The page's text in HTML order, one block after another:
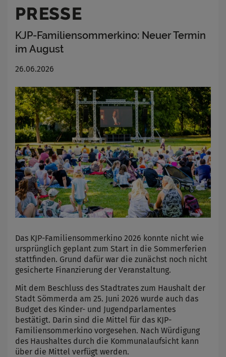
PRESSE
KJP-Familiensommerkino: Neuer Termin
im August
26.06.2026
Das KJP-Familiensommerkino 2026 konnte nicht wie
ursprünglich geplant zum Start in die Sommerferien
stattfinden. Grund dafür war die zunächst noch nicht
gesicherte Finanzierung der Veranstaltung.
Mit dem Beschluss des Stadtrates zum Haushalt der
Stadt Sömmerda am 25. Juni 2026 wurde auch das
Budget des Kinder- und Jugendparlamentes
bestätigt. Darin sind die Mittel für das KJP-
Familiensommerkino vorgesehen. Nach Würdigung
des Haushaltes durch die Kommunalaufsicht kann
über die Mittel verfügt werden.